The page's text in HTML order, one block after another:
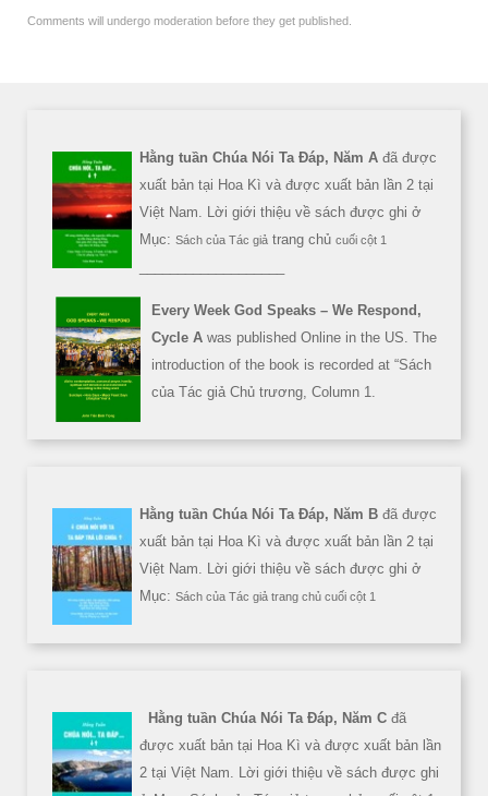
Comments will undergo moderation before they get published.
Hằng tuần Chúa Nói Ta Đáp, Năm A đã được
xuất bản tại Hoa Kì và được xuất bản lần 2 tại
Việt Nam. Lời giới thiệu về sách được ghi ở
Mục: Sách của Tác giả trang chủ cuối cột 1
Every Week God Speaks – We Respond,
Cycle A was published Online in the US. The
introduction of the book is recorded at “Sách
của Tác giả Chủ trương, Column 1.
Hằng tuần Chúa Nói Ta Đáp, Năm B đã được
xuất bản tại Hoa Kì và được xuất bản lần 2 tại
Việt Nam. Lời giới thiệu về sách được ghi ở
Mục: Sách của Tác giả trang chủ cuối cột 1
Hằng tuần Chúa Nói Ta Đáp, Năm C đã
được xuất bản tại Hoa Kì và được xuất bản lần
2 tại Việt Nam. Lời giới thiệu về sách được ghi